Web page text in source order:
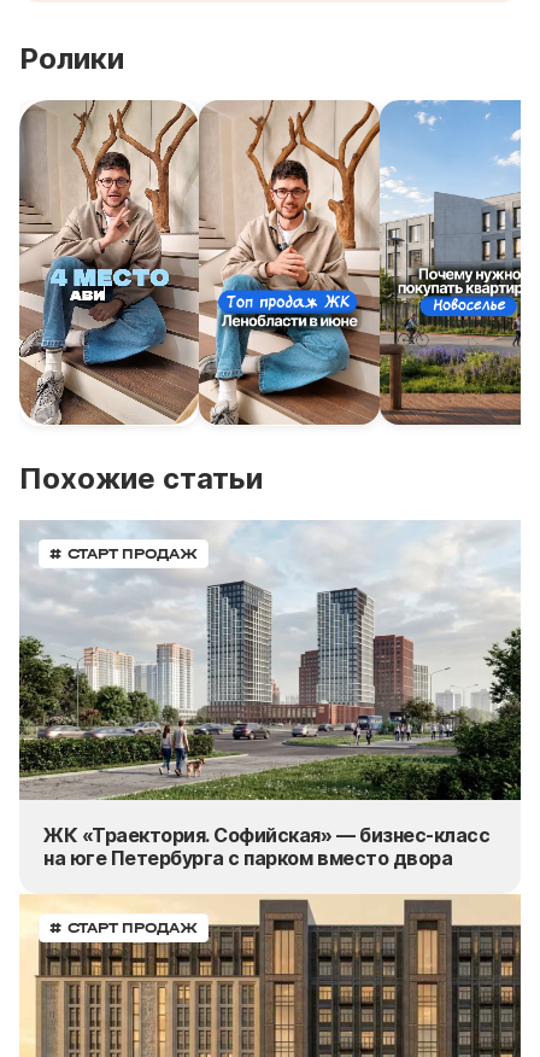
Ролики
Похожие статьи
# СТАРТ ПРОДАЖ
ЖК «Траектория. Софийская» — бизнес-класс
на юге Петербурга с парком вместо двора
# СТАРТ ПРОДАЖ